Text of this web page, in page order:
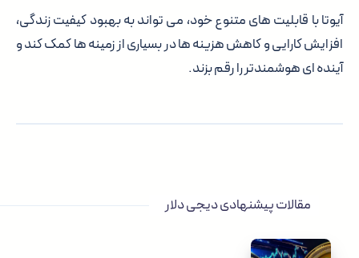
آیوتا با قابلیت های متنوع خود، می تواند به بهبود کیفیت زندگی،
افزایش کارایی و کاهش هزینه ها در بسیاری از زمینه ها کمک کند و
آینده ای هوشمندتر را رقم بزند.
مقالات پیشنهادی دیجی دلار